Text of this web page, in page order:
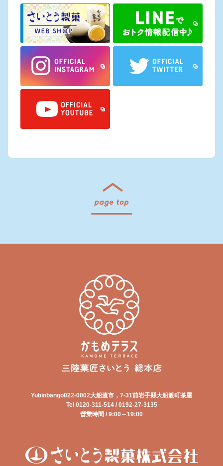
Yubinbango022-0002大船渡市，7-31前岩手縣大船渡町茶屋
Tel 0120-311-514 / 0192-27-3135
營業時間 / 9:00～19:00